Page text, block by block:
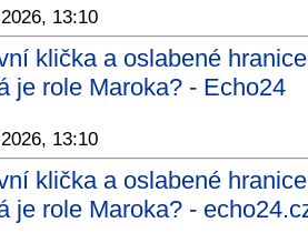
13:10
klička a oslabené
je role Maroka? - Echo24
13:10
klička a oslabené
je role Maroka? -